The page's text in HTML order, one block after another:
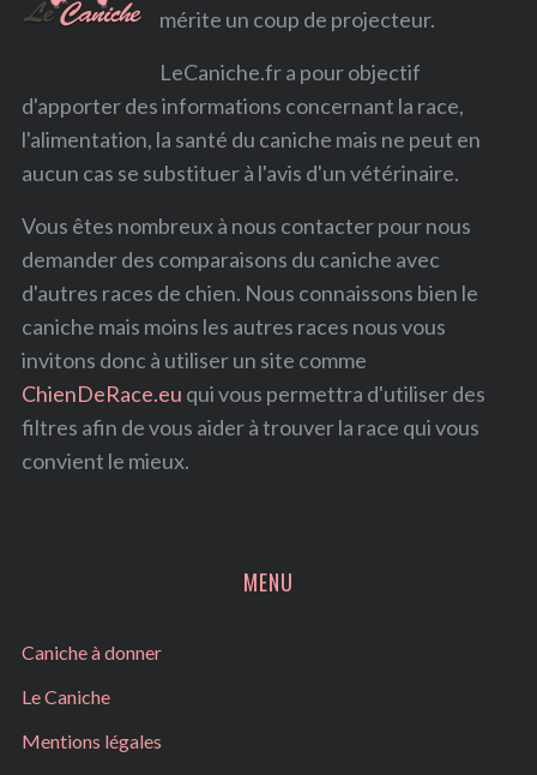
mérite un coup de projecteur.
LeCaniche.fr a pour objectif
d'apporter des informations concernant la race,
l'alimentation, la santé du caniche mais ne peut en
aucun cas se substituer à l'avis d'un vétérinaire.
Vous êtes nombreux à nous contacter pour nous
demander des comparaisons du caniche avec
d'autres races de chien. Nous connaissons bien le
caniche mais moins les autres races nous vous
invitons donc à utiliser un site comme
ChienDeRace.eu qui vous permettra d'utiliser des
filtres afin de vous aider à trouver la race qui vous
convient le mieux.
MENU
Caniche à donner
Le Caniche
Mentions légales
e
a
r
c
f
o